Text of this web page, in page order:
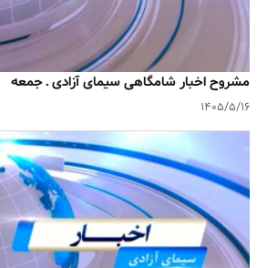
مشروح اخبار شامگاهی سیمای آزادی ـ جمعه
۱۴۰۵/۵/۱۶